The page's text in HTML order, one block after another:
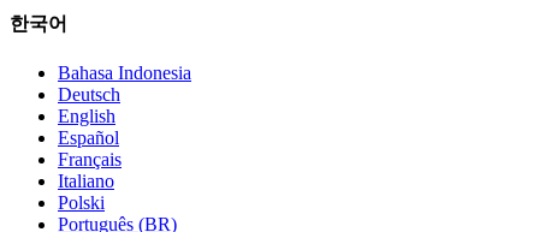
한국어
Bahasa Indonesia
Deutsch
English
Español
Français
Italiano
Polski
Português (BR)